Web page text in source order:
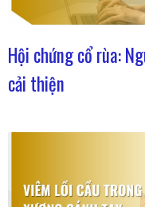
Hội chứng cổ rùa:
cải thiện